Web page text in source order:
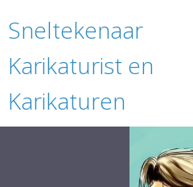
Sneltekenaar
Karikaturist en
Karikaturen